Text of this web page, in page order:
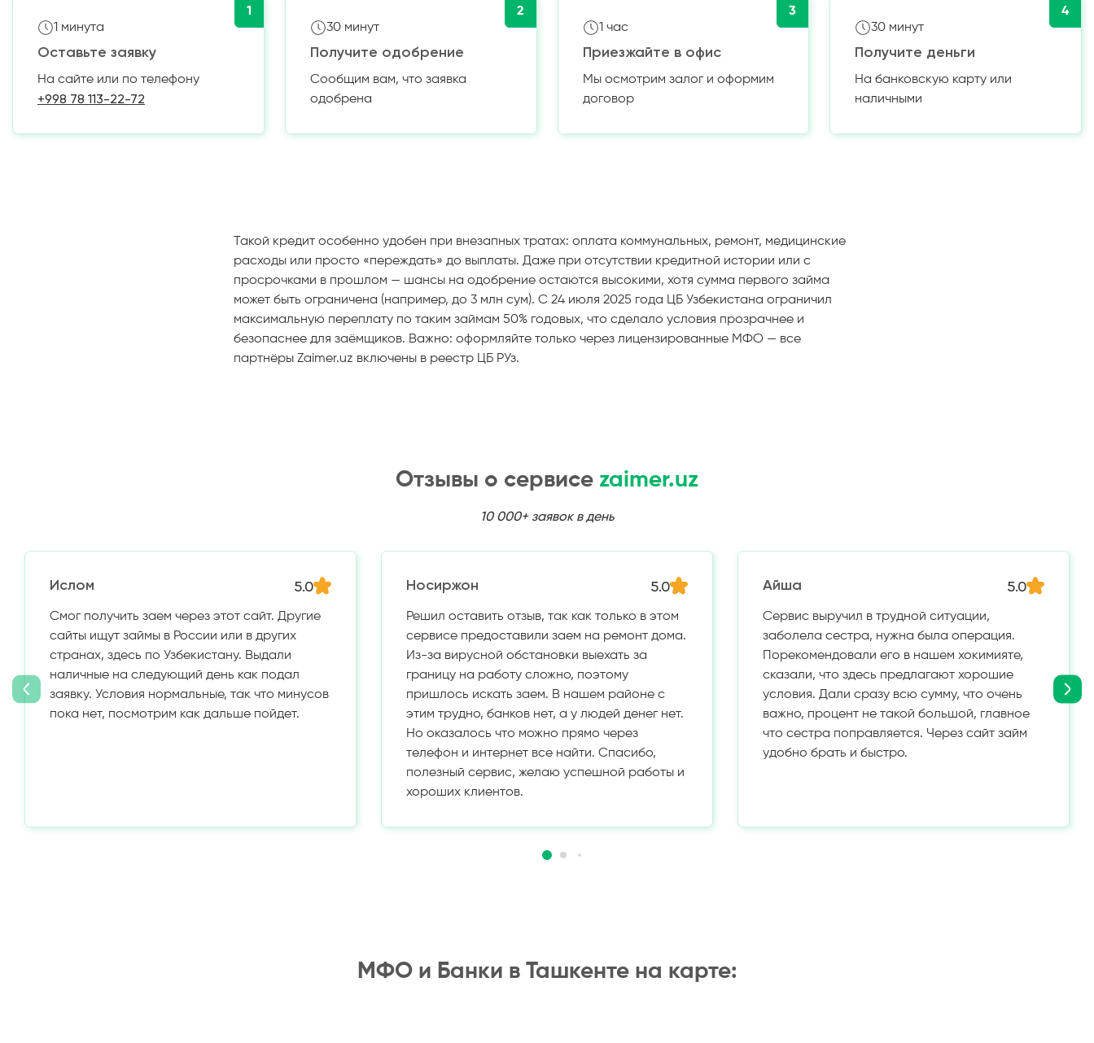
1
1 минута
Оставьте заявку
На сайте или по телефону
+998 78 113-22-72
2
30 минут
Получите одобрение
Сообщим вам, что заявка
одобрена
3
1 час
Приезжайте в офис
Мы осмотрим залог и оформим
договор
4
30 минут
Получите деньги
На банковскую карту или
наличными
Такой кредит особенно удобен при внезапных тратах: оплата коммунальных, ремонт, медицинские
расходы или просто «переждать» до выплаты. Даже при отсутствии кредитной истории или с
просрочками в прошлом — шансы на одобрение остаются высокими, хотя сумма первого займа
может быть ограничена (например, до 3 млн сум). С 24 июля 2025 года ЦБ Узбекистана ограничил
максимальную переплату по таким займам 50% годовых, что сделало условия прозрачнее и
безопаснее для заёмщиков. Важно: оформляйте только через лицензированные МФО — все
партнёры Zaimer.uz включены в реестр ЦБ РУз.
Отзывы о сервисе zaimer.uz
10 000+ заявок в день
Ислом 5.0
Смог получить заем через этот сайт. Другие
сайты ищут займы в России или в других
странах, здесь по Узбекистану. Выдали
наличные на следующий день как подал
заявку. Условия нормальные, так что минусов
пока нет, посмотрим как дальше пойдет.
Носиржон 5.0
Решил оставить отзыв, так как только в этом
сервисе предоставили заем на ремонт дома.
Из-за вирусной обстановки выехать за
границу на работу сложно, поэтому
пришлось искать заем. В нашем районе с
этим трудно, банков нет, а у людей денег нет.
Но оказалось что можно прямо через
телефон и интернет все найти. Спасибо,
полезный сервис, желаю успешной работы и
хороших клиентов.
Айша 5.0
Сервис выручил в трудной ситуации,
заболела сестра, нужна была операция.
Порекомендовали его в нашем хокимияте,
сказали, что здесь предлагают хорошие
условия. Дали сразу всю сумму, что очень
важно, процент не такой большой, главное
что сестра поправляется. Через сайт займ
удобно брать и быстро.
МФО и Банки в Ташкенте на карте: